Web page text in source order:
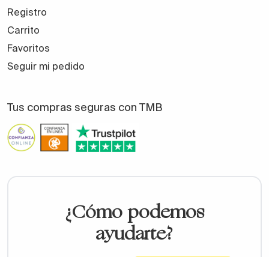
Registro
Carrito
Favoritos
Seguir mi pedido
Tus compras seguras con TMB
¿Cómo podemos
ayudarte?